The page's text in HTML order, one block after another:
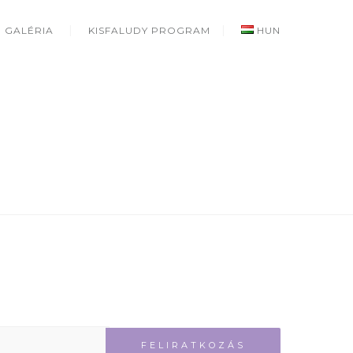
GALÉRIA KISFALUDY PROGRAM HUN